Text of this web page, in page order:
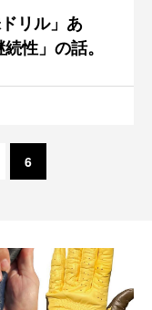
リル」あ
性」の話。
6